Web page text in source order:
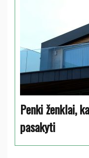
Penki ženklai,
pasakyti